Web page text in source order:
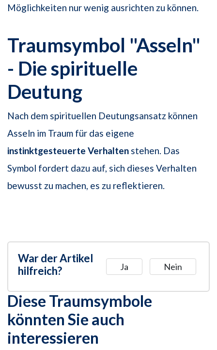
Möglichkeiten nur wenig ausrichten zu können.
Traumsymbol "Asseln"
- Die spirituelle
Deutung
Nach dem spirituellen Deutungsansatz können
Asseln im Traum für das eigene
instinktgesteuerte Verhalten stehen. Das
Symbol fordert dazu auf, sich dieses Verhalten
bewusst zu machen, es zu reflektieren.
War der Artikel
hilfreich?
Ja Nein
Diese Traumsymbole
könnten Sie auch
interessieren